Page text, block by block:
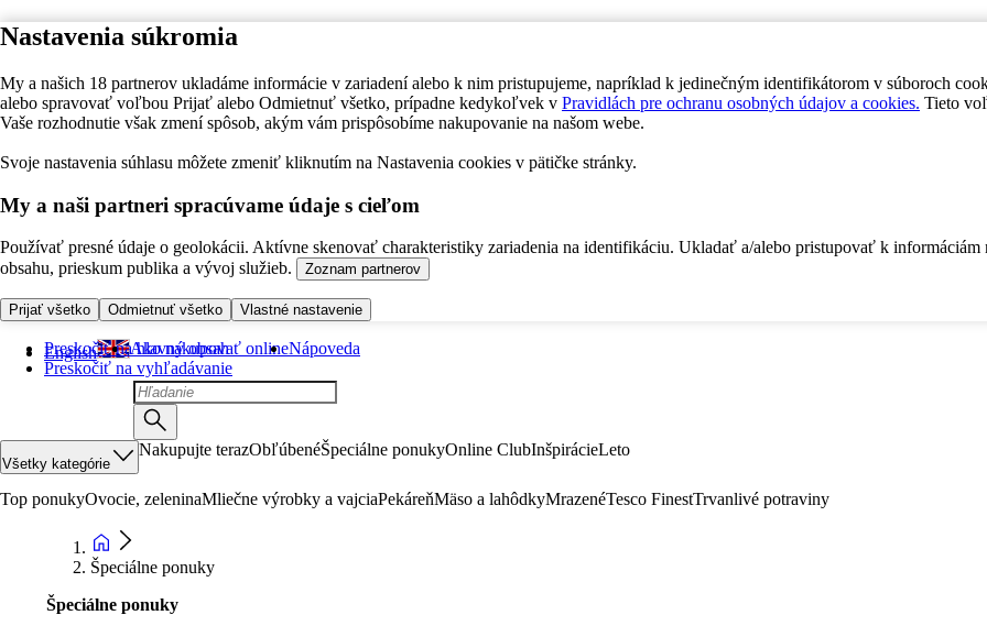
Nastavenia súkromia
My a našich 18 partnerov ukladáme informácie v zariadení alebo k nim pristupujeme, napríklad k jedinečným identifikátorom v súboroch
alebo spravovať voľbou Prijať alebo Odmietnuť všetko, prípadne kedykoľvek v Pravidlách pre ochranu osobných údajov a cookies. Tieto
Vaše rozhodnutie však zmení spôsob, akým vám prispôsobíme nakupovanie na našom webe.
Svoje nastavenia súhlasu môžete zmeniť kliknutím na Nastavenia cookies v pätičke stránky.
My a naši partneri spracúvame údaje s cieľom
Používať presné údaje o geolokácii. Aktívne skenovať charakteristiky zariadenia na identifikáciu. Ukladať a/alebo pristupovať k informáciám
obsahu, prieskum publika a vývoj služieb.
Zoznam partnerov
Prijať všetko Odmietnuť všetko Vlastné nastavenie
Preskočiť na hlavný obsah
Preskočiť na vyhľadávanie
English Ako nakupovať onlineNápoveda
Všetky kategórie
Nakupujte terazObľúbenéŠpeciálne ponukyOnline ClubInšpirácieLeto
Top ponukyOvocie, zeleninaMliečne výrobky a vajciaPekáreňMäso a lahôdkyMrazenéTesco FinestTrvanlivé potraviny
Špeciálne ponuky
Špeciálne ponuky